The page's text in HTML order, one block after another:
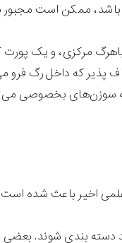
باشد، ممکن است
مرکزی، و یک
پذیر که داخل رگ
بخصوصی
اخیر باعث شده
دسته بندی شوند.